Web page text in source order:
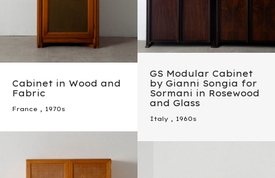
GS Modular Cabinet
by Gianni Songia for
Sormani in Rosewood
and Glass
Italy , 1960s
Cabinet in Wood and
Fabric
France , 1970s